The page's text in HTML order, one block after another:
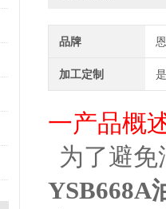
品牌
加工定制
一产品概
为了避
YSB668A